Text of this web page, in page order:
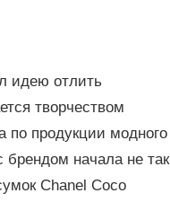
идею отлить
творчеством
продукции модного
брендом начала не так
Chanel Coco